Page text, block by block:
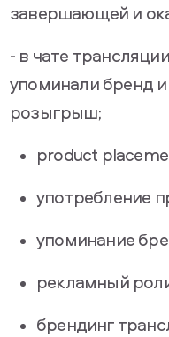
завершающей и
- в чате
упоминали бренд
розыгрыш;
product
употребление
упоминание
рекламный
брендинг